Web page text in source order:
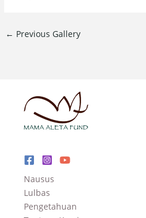
← Previous Gallery
Nausus
Lulbas
Pengetahuan